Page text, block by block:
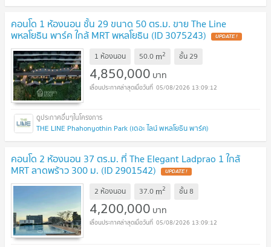
คอนโด 1 ห้องนอน ชั้น 29 ขนาด 50 ตร.ม. ขาย The Line
พหลโยธิน พาร์ค ใกล้ MRT พหลโยธิน (ID 3075243) UPDATE !
1 ห้องนอน 50.0 m2 ชั้น29
4,850,000 บาท
05/08/2026 13:09:12
THE LINE Phahonyothin Park (เดอะ ไลน์ พหลโยธิน พาร์ค)
คอนโด 2 ห้องนอน 37 ตร.ม. ที่ The Elegant Ladprao 1 ใกล้
MRT ลาดพร้าว 300 ม. (ID 2901542) UPDATE !
2 ห้องนอน 37.0 m2 ชั้น8
4,200,000 บาท
05/08/2026 13:09:12